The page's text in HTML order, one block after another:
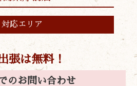
対応エリア
張は無料！
のお問い合わせ